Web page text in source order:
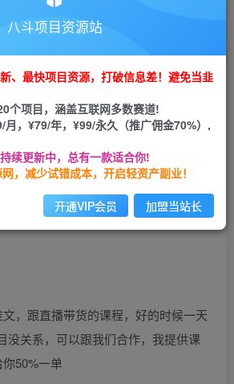
会员专属资源
您暂无购买权限，请先开通会员
开通会员
装200-300微信群，然后通过软件自动群
友圈卖项目
，跟直播带货的课程，好的时候一天
没关系，可以跟我们合作，我提供课
50%一单
八斗项目资源站
、最快项目资源，打破信息差！避免当韭
个项目，涵盖互联网多数赛道!
，¥79/年，¥99/永久（推广佣金70%）,
续更新中，总有一款适合你!
，减少试错成本，开启轻资产副业！
开通VIP会员 加盟当站长